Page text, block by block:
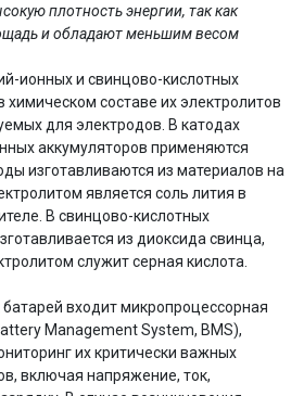
плотность энергии, так как
и обладают меньшим весом
ионных и свинцово-кислотных
составе их электролитов
для электродов. В катодах
аккумуляторов применяются
изготавливаются из материалов на
является соль лития в
В свинцово-кислотных
из диоксида свинца,
служит серная кислота.
входит микропроцессорная
Management System, BMS),
их критически важных
включая напряжение, ток,